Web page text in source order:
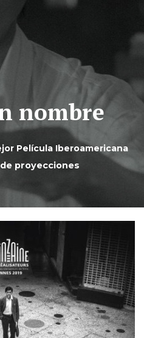
nombre
Película Iberoamericana
proyecciones